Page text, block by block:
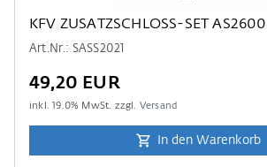
KFV ZUSATZSCHLOSS-SET
Art.Nr.: SASS2021
49,20 EUR
inkl.19.0% MwSt. zzgl. Versand
In den Warenkorb